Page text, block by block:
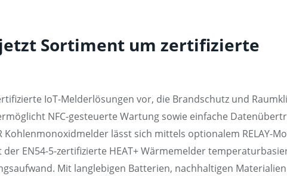
Sortiment um zertifizierte
IoT-Melderlösungen vor, die Brandschutz und
NFC-gesteuerte Wartung sowie einfache
lässt sich mittels optionalem RELAY-
EN54-5-zertifizierte HEAT+ Wärmemelder
Mit langlebigen Batterien, nachhaltigen